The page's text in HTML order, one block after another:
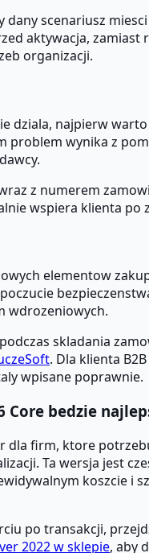
scenariusz
aktywacja,
organizacji.
dziala, najpierw
problem wynika z
z numerem
wspiera klienta po
elementow
wdrozeniowych.
skladania
. Dla klienta
wpisane poprawnie.
Core bedzie
dla firm, ktore
Ta wersja jest
koszcie i
po transakcji,
2022 w sklepie, aby